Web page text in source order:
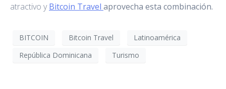
atractivo yBitcoin Travel aprovecha esta combinación.
BITCOIN Bitcoin Travel
Latinoamérica
República Dominicana
Turismo